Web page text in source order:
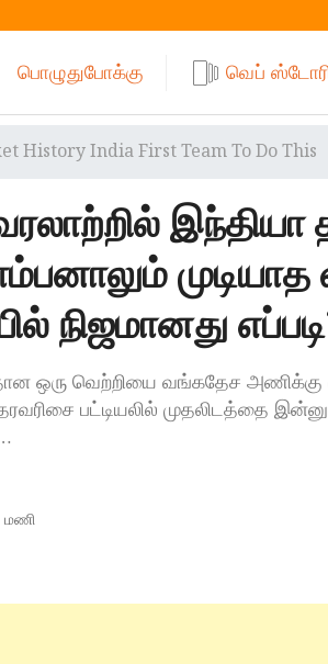
பொழுதுபோக்கு வெப்
History India First Team To Do This
ஒரு வெற்றியை வங்கதேச அணிக்கு
பட்டியலில் முதலிடத்தை
மணி